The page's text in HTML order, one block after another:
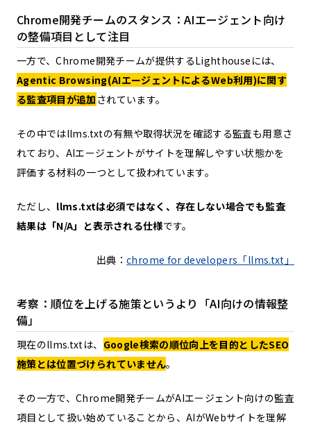
Chrome開発チームのスタンス：AIエージェント向け
の整備項目として注目
一方で、Chrome開発チームが提供するLighthouseには、
Agentic Browsing(AIエージェントによるWeb利用)に関す
る監査項目が追加 されています。
その中ではllms.txtの有無や取得状況を確認する監査も用意さ
れており、AIエージェントがサイトを理解しやすい状態かを
評価する材料の一つとして扱われています。
ただし、 llms.txtは必須ではなく、存在しない場合でも監査
結果は「N/A」と表示される仕様です。
出典：chrome for developers「llms.txt」
考察：順位を上げる施策というより「AI向けの情報整
備」
現在のllms.txtは、 Google検索の順位向上を目的としたSEO
施策とは位置づけられていません。
その一方で、Chrome開発チームがAIエージェント向けの監査
項目として扱い始めていることから、AIがWebサイトを理解